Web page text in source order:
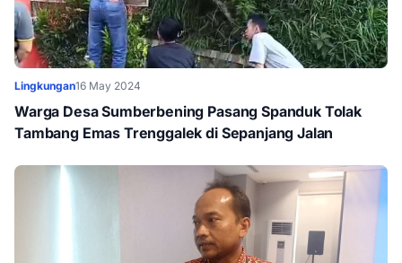
Lingkungan16 May 2024
Warga Desa Sumberbening Pasang Spanduk Tolak
Tambang Emas Trenggalek di Sepanjang Jalan